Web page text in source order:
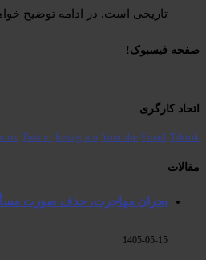
تاریخی است. در ادامه توضیح
صفحە فیسبوک! ​
اتحاد کارگری
Twitter Instagram Youtube Email Tiktok
مقالات
بحران مهاجرت‌، حذف صورت
1405-05-15